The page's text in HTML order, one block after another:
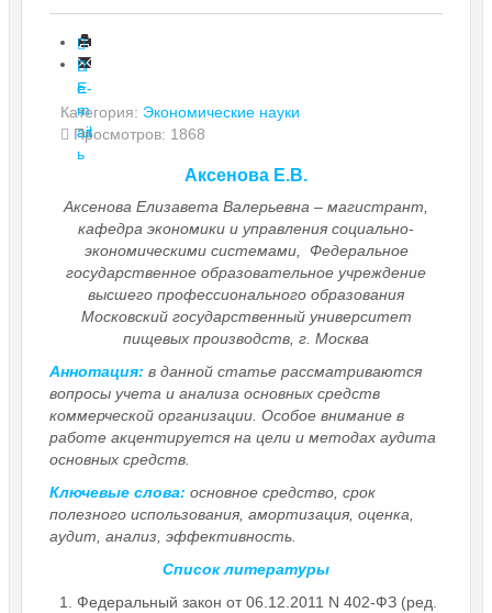
П
е
ч
ат
ь
E-
m
ail
Категория: Экономические науки
Просмотров: 1868
Аксенова Е.В.
Аксенова Елизавета Валерьевна – магистрант,
кафедра экономики и управления социально-
экономическими системами, Федеральное
государственное образовательное учреждение
высшего профессионального образования
Московский государственный университет
пищевых производств, г. Москва
Аннотация: в данной статье рассматриваются
вопросы учета и анализа основных средств
коммерческой организации. Особое внимание в
работе акцентируется на цели и методах аудита
основных средств.
Ключевые слова: основное средство, срок
полезного использования, амортизация, оценка,
аудит, анализ, эффективность.
Список литературы
Федеральный закон от 06.12.2011 N 402-ФЗ (ред.